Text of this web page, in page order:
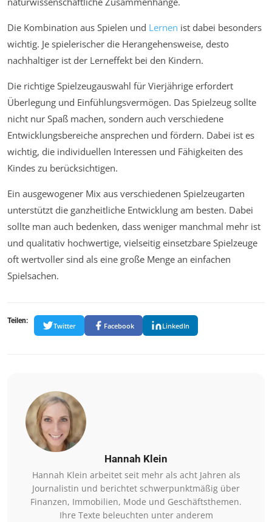
Die Kombination aus Spielen und Lernen ist dabei besonders
wichtig. Je spielerischer die Herangehensweise, desto
nachhaltiger ist der Lerneffekt bei den Kindern.
Die richtige Spielzeugauswahl für Vierjährige erfordert
Überlegung und Einfühlungsvermögen. Das Spielzeug sollte
nicht nur Spaß machen, sondern auch verschiedene
Entwicklungsbereiche ansprechen und fördern. Dabei ist es
wichtig, die individuellen Interessen und Fähigkeiten des
Kindes zu berücksichtigen.
Ein ausgewogener Mix aus verschiedenen Spielzeugarten
unterstützt die ganzheitliche Entwicklung am besten. Dabei
sollte man auch bedenken, dass weniger manchmal mehr ist
und qualitativ hochwertige, vielseitig einsetzbare Spielzeuge
oft wertvoller sind als eine große Menge an einfachen
Spielsachen.
Teilen:
Twitter Facebook LinkedIn
Hannah Klein
Hannah Klein arbeitet seit mehr als acht Jahren als
Journalistin und berichtet schwerpunktmäßig über
Finanzen, Immobilien, Mode und Geschäftsthemen.
Ihre Texte beleuchten unter anderem